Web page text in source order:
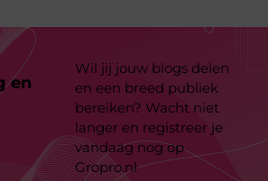
en
Wil jij jouw blogs delen
en een breed publiek
bereiken? Wacht niet
langer en registreer je
vandaag nog op
Gropro.nl